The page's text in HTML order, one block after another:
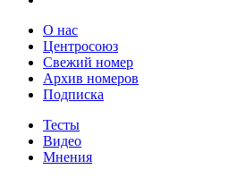
О нас
Центросоюз
Свежий номер
Архив номеров
Подписка
Тесты
Видео
Мнения